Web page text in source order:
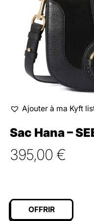
Ajouter à ma Kyft
Sac Hana –
395,00 €
OFFRIR